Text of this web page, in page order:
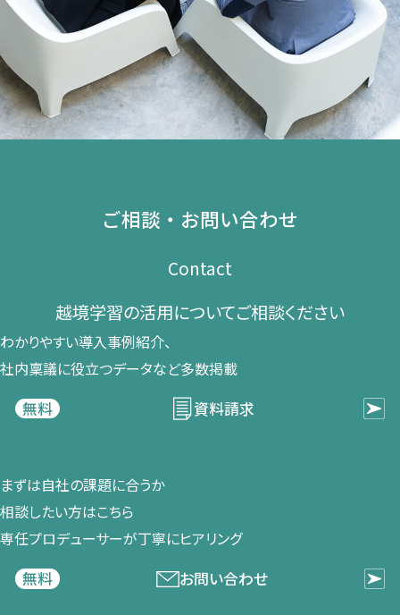
ご相談・お問い合わせ
Contact
越境学習の​活用に​ついて​ご相談ください​
わかりやすい導入事例紹介、​
社内稟議に​役立つデータなど​多数掲載
無料
資料請求
まずは​自社の​課題に​合うか​
相談したい方は​こちら
専任プロデューサーが​丁寧に​ヒアリング
無料
お問い合わせ